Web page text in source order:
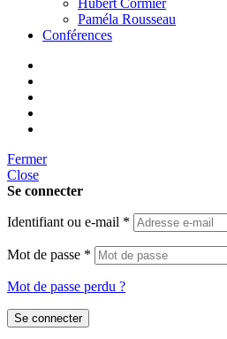
Hubert Cormier
Paméla Rousseau
Conférences
Fermer
Close
Se connecter
Identifiant ou e-mail *
Mot de passe *
Mot de passe perdu ?
Se connecter